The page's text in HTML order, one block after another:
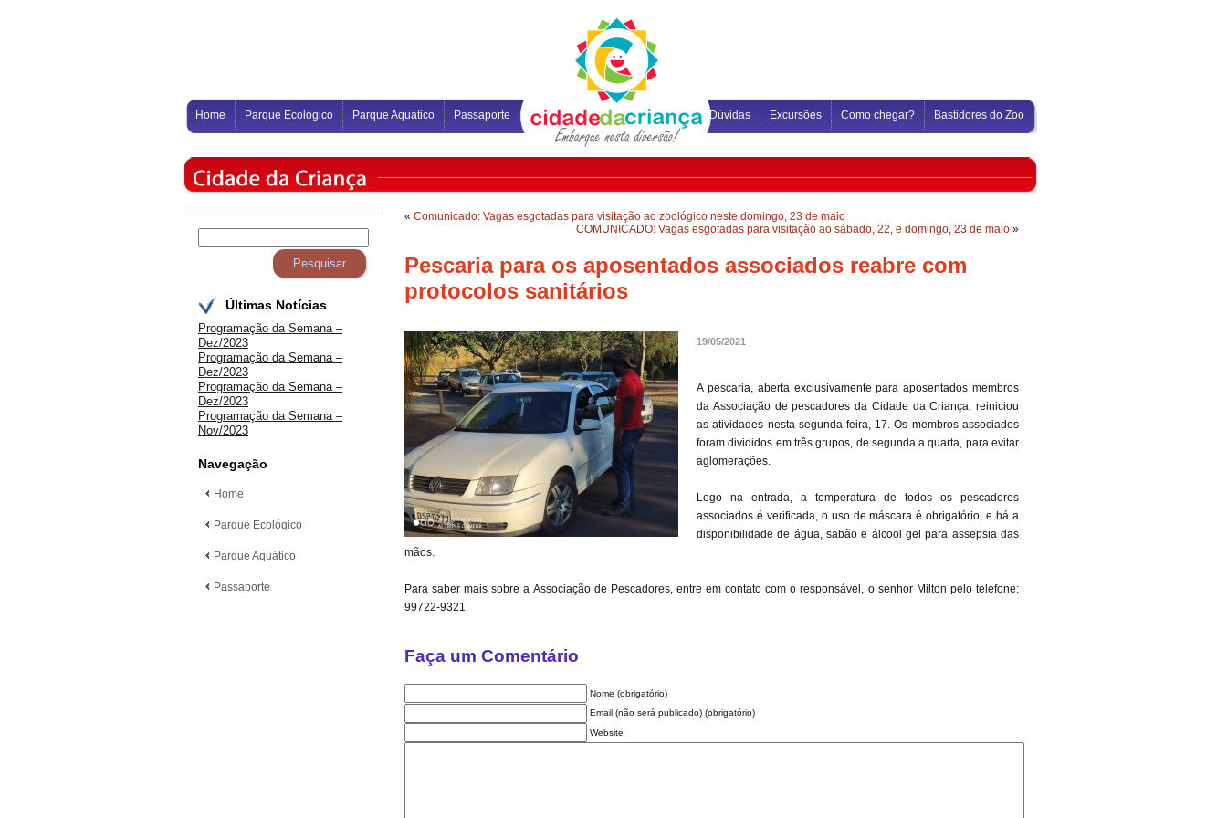
Home Parque Ecológico Parque Aquático Passaporte Dúvidas Excursões Como chegar? Bastidores do Zoo
Últimas Notícias
Programação da Semana –
Dez/2023
Programação da Semana –
Dez/2023
Programação da Semana –
Dez/2023
Programação da Semana –
Nov/2023
Navegação
Home
Parque Ecológico
Parque Aquático
Passaporte
« Comunicado: Vagas esgotadas para visitação ao zoológico neste domingo, 23 de maio
COMUNICADO: Vagas esgotadas para visitação ao sábado, 22, e domingo, 23 de maio »
Pescaria para os aposentados associados reabre com
protocolos sanitários
19/05/2021
A pescaria, aberta exclusivamente para aposentados membros
da Associação de pescadores da Cidade da Criança, reiniciou
as atividades nesta segunda-feira, 17. Os membros associados
foram divididos em três grupos, de segunda a quarta, para evitar
aglomerações.
Logo na entrada, a temperatura de todos os pescadores
associados é verificada, o uso de máscara é obrigatório, e há a
disponibilidade de água, sabão e álcool gel para assepsia das
mãos.
Para saber mais sobre a Associação de Pescadores, entre em contato com o responsável, o senhor Milton pelo telefone:
99722-9321.
Faça um Comentário
Nome (obrigatório)
Email (não será publicado) (obrigatório)
Website